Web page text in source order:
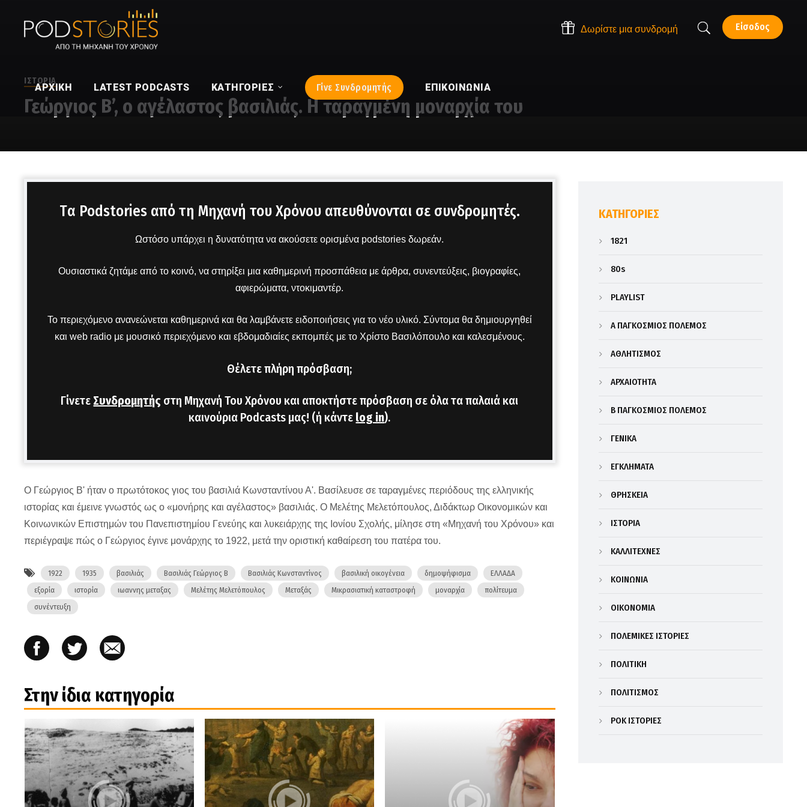
Είσοδος
Δωρίστε μια συνδρομή
ΑΡΧΙΚΉ LATEST PODCASTS ΚΑΤΗΓΟΡΊΕΣ Γίνε Συνδρομητής ΕΠΙΚΟΙΝΩΝΊΑ
ΙΣΤΟΡΙΑ
Γεώργιος Β’, ο αγέλαστος βασιλιάς. Η ταραγμένη μοναρχία του
Tα Podstories από τη Μηχανή του Χρόνου απευθύνονται σε συνδρομητές.
Ωστόσο υπάρχει η δυνατότητα να ακούσετε ορισμένα podstories δωρεάν.
Ουσιαστικά ζητάμε από το κοινό, να στηρίξει μια καθημερινή προσπάθεια με άρθρα, συνεντεύξεις, βιογραφίες,
αφιερώματα, ντοκιμαντέρ.
Το περιεχόμενο ανανεώνεται καθημερινά και θα λαμβάνετε ειδοποιήσεις για το νέο υλικό. Σύντομα θα δημιουργηθεί
και web radio με μουσικό περιεχόμενο και εβδομαδιαίες εκπομπές με το Χρίστο Βασιλόπουλο και καλεσμένους.
Θέλετε πλήρη πρόσβαση;
Γίνετε Συνδρομητής στη Μηχανή Του Χρόνου και αποκτήστε πρόσβαση σε όλα τα παλαιά και
καινούρια Podcasts μας! (ή κάντε log in).
Ο Γεώργιος Β' ήταν ο πρωτότοκος γιος του βασιλιά Κωνσταντίνου Α'. Βασίλευσε σε ταραγμένες περιόδους της ελληνικής
ιστορίας και έμεινε γνωστός ως ο «μονήρης και αγέλαστος» βασιλιάς. Ο Μελέτης Μελετόπουλος, Διδάκτωρ Οικονομικών και
Κοινωνικών Επιστημών του Πανεπιστημίου Γενεύης και λυκειάρχης της Ιονίου Σχολής, μίλησε στη «Μηχανή του Χρόνου» και
περιέγραψε πώς ο Γεώργιος έγινε μονάρχης το 1922, μετά την οριστική καθαίρεση του πατέρα του.
1922 1935 βασιλιάς Βασιλιάς Γεώργιος Β Βασιλιάς Κωνσταντίνος βασιλική οικογένεια δημοψήφισμα
ΕΛΛΑΔΑ
εξορία
ιστορία ιωαννης μεταξας Μελέτης Μελετόπουλος Μεταξάς Μικρασιατική καταστροφή μοναρχία
πολίτευμα
συνέντευξη
Στην ίδια κατηγορία
KΑΤΗΓΟΡΊΕΣ
1821
80s
PLAYLIST
Α΄ ΠΑΓΚΟΣΜΙΟΣ ΠΟΛΕΜΟΣ
ΑΘΛΗΤΙΣΜΟΣ
ΑΡΧΑΙΟΤΗΤΑ
Β΄ ΠΑΓΚΟΣΜΙΟΣ ΠΟΛΕΜΟΣ
ΓΕΝΙΚΑ
ΕΓΚΛΗΜΑΤΑ
ΘΡΗΣΚΕΙΑ
ΙΣΤΟΡΙΑ
ΚΑΛΛΙΤΕΧΝΕΣ
ΚΟΙΝΩΝΙΑ
ΟΙΚΟΝΟΜΙΑ
ΠΟΛΕΜΙΚΕΣ ΙΣΤΟΡΙΕΣ
ΠΟΛΙΤΙΚΗ
ΠΟΛΙΤΙΣΜΟΣ
ΡΟΚ ΙΣΤΟΡΙΕΣ